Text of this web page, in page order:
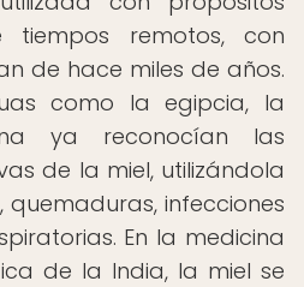
tiempos remotos, con
de hace miles de años.
como la egipcia, la
ya reconocían las
de la miel, utilizándola
infecciones
En la medicina
de la India, la miel se